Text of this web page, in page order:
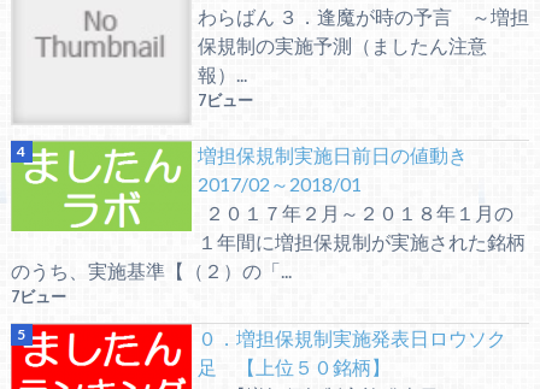
わらばん ３．逢魔が時の予言 ～増担
保規制の実施予測（ましたん注意
報）...
7ビュー
増担保規制実施日前日の値動き
2017/02～2018/01
２０１７年２月～２０１８年１月の
１年間に増担保規制が実施された銘柄
のうち、実施基準【（２）の「...
7ビュー
０．増担保規制実施発表日ロウソク
足 【上位５０銘柄】